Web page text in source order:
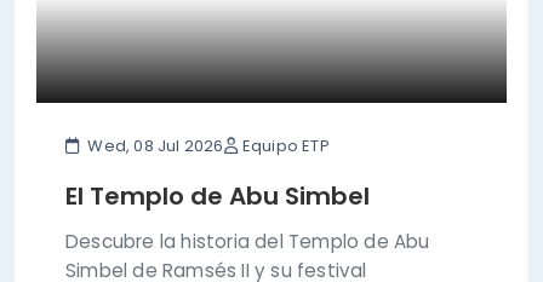
Wed, 08 Jul 2026 Equipo ETP
El Templo de Abu Simbel
Descubre la historia del Templo de Abu
Simbel de Ramsés II y su festival